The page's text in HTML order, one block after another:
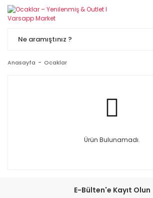
Anasayfa Ocaklar
Ürün Bulunamadı.
E-Bülten'e Kayıt Olun